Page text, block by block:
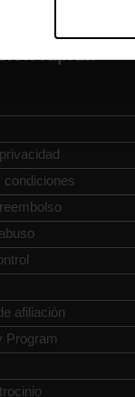
rápida
afiliación
Program